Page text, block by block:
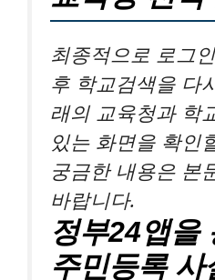
최종적으로 로그
후 학교검색을 다
래의 교육청과 학
있는 화면을 확인
궁금한 내용은 본
바랍니다.
정부24앱을
주민등록